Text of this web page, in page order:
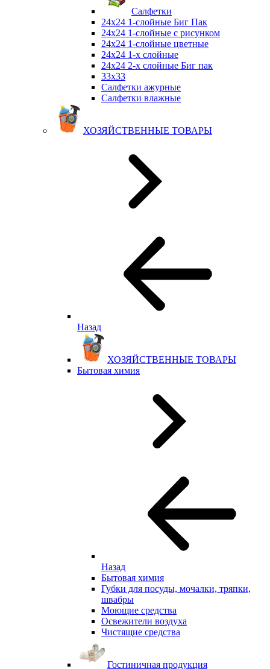
Салфетки
24х24 1-слойные Биг Пак
24х24 1-слойные с рисунком
24х24 1-слойные цветные
24х24 1-х слойные
24х24 2-х слойные Биг пак
33х33
Салфетки ажурные
Салфетки влажные
ХОЗЯЙСТВЕННЫЕ ТОВАРЫ
Назад
ХОЗЯЙСТВЕННЫЕ ТОВАРЫ
Бытовая химия
Назад
Бытовая химия
Губки для посуды, мочалки, тряпки,
швабры
Моющие средства
Освежители воздуха
Чистящие средства
Гостиничная продукция